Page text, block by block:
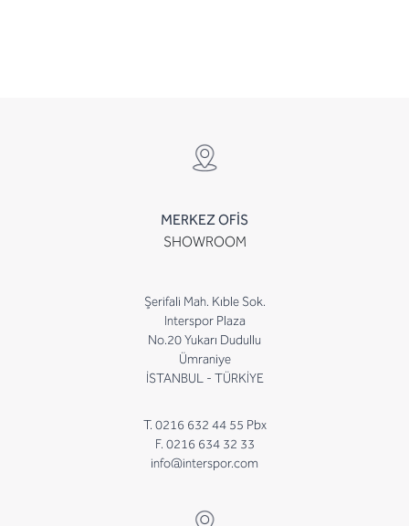
MERKEZ OFİS
SHOWROOM
Şerifali Mah. Kıble Sok.
Interspor Plaza
No.20 Yukarı Dudullu
Ümraniye
İSTANBUL - TÜRKİYE
T. 0216 632 44 55 Pbx
F. 0216 634 32 33
info@interspor.com